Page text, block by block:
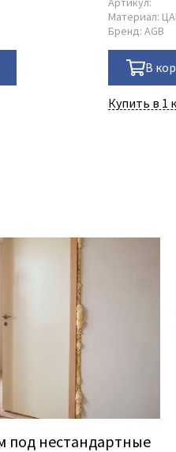
Материал:
Бренд:AGB
В
Купить в 1
под нестандартные